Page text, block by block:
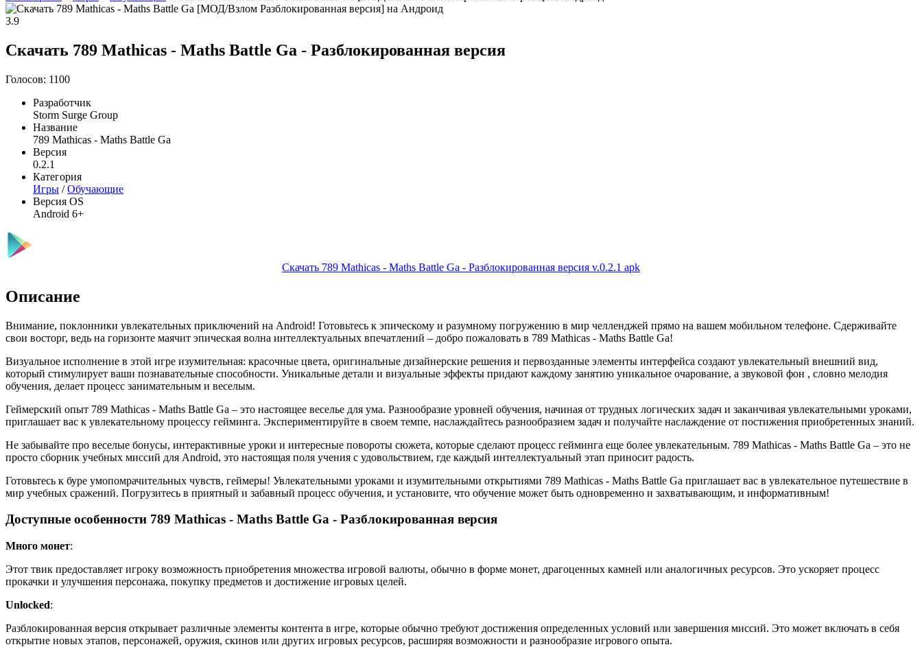
3.9
Скачать 789 Mathicas - Maths Battle Ga - Разблокированная версия
Голосов: 1100
Разработчик
Storm Surge Group
Название
789 Mathicas - Maths Battle Ga
Версия
0.2.1
Категория
Игры /Обучающие
Версия OS
Android 6+
Скачать 789 Mathicas - Maths Battle Ga - Разблокированная версия v.0.2.1 apk
Описание
Внимание, поклонники увлекательных приключений на Android! Готовьтесь к эпическому и разумному погружению в мир челленджей прямо на вашем мобильном телефоне. Сдерживайте
свои восторг, ведь на горизонте маячит эпическая волна интеллектуальных впечатлений – добро пожаловать в 789 Mathicas - Maths Battle Ga!
Визуальное исполнение в этой игре изумительная: красочные цвета, оригинальные дизайнерские решения и первозданные элементы интерфейса создают увлекательный внешний вид,
который стимулирует ваши познавательные способности. Уникальные детали и визуальные эффекты придают каждому занятию уникальное очарование, а звуковой фон , словно мелодия
обучения, делает процесс занимательным и веселым.
Геймерский опыт 789 Mathicas - Maths Battle Ga – это настоящее веселье для ума. Разнообразие уровней обучения, начиная от трудных логических задач и заканчивая увлекательными уроками,
приглашает вас к увлекательному процессу гейминга. Экспериментируйте в своем темпе, наслаждайтесь разнообразием задач и получайте наслаждение от постижения приобретенных знаний.
Не забывайте про веселые бонусы, интерактивные уроки и интересные повороты сюжета, которые сделают процесс гейминга еще более увлекательным. 789 Mathicas - Maths Battle Ga – это не
просто сборник учебных миссий для Android, это настоящая поля учения с удовольствием, где каждый интеллектуальный этап приносит радость.
Готовьтесь к буре умопомрачительных чувств, геймеры! Увлекательными уроками и изумительными открытиями 789 Mathicas - Maths Battle Ga приглашает вас в увлекательное путешествие в
мир учебных сражений. Погрузитесь в приятный и забавный процесс обучения, и установите, что обучение может быть одновременно и захватывающим, и информативным!
Доступные особенности 789 Mathicas - Maths Battle Ga - Разблокированная версия
Много монет:
Этот твик предоставляет игроку возможность приобретения множества игровой валюты, обычно в форме монет, драгоценных камней или аналогичных ресурсов. Это ускоряет процесс
прокачки и улучшения персонажа, покупку предметов и достижение игровых целей.
Unlocked:
Разблокированная версия открывает различные элементы контента в игре, которые обычно требуют достижения определенных условий или завершения миссий. Это может включать в себя
открытие новых этапов, персонажей, оружия, скинов или других игровых ресурсов, расширяя возможности и разнообразие игрового опыта.